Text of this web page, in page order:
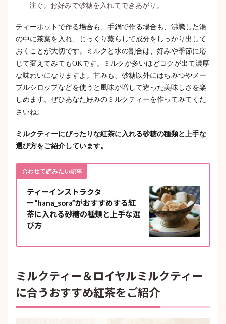
注ぐ。お好みで砂糖を入れてできあがり。
ティーポットで作る場合も、手鍋で作る場合も、沸騰した湯
の中に茶葉を入れ、じっくり蒸らして成分をしっかり出して
おくことが大切です。ミルクと水の割合は、好みや季節に応
じて変えてみてもOKです。ミルクが多いほどコクが出て濃厚
な味わいになりますよ。甘みも、砂糖以外にはちみつやメー
プルシロップなどを使うと風味が増して違った美味しさを楽
しめます。ぜひあなた好みのミルクティーを作ってみてくだ
さいね。
ミルクティーにぴったりな紅茶に入れる砂糖の種類と上手な
選び方をご紹介しています。
合わせて読みたい記事
ティーインストラクタ
ー“hana_sora”がおすすめする紅
茶に入れる砂糖の種類と上手な選
び方
ミルクティー＆ロイヤルミルクティー
に合うおすすめ紅茶をご紹介